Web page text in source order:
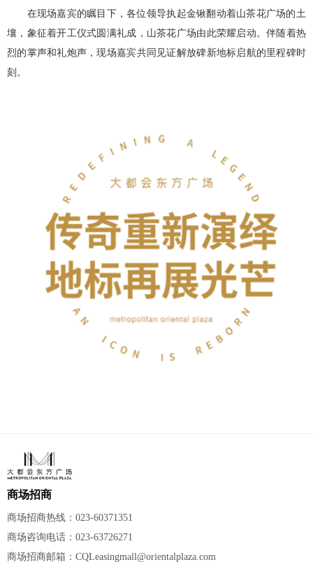
在现场嘉宾的瞩目下，各位领导执起金锹翻动着山茶花广场的土
壤，象征着开工仪式圆满礼成，山茶花广场由此荣耀启动。伴随着热
烈的掌声和礼炮声，现场嘉宾共同见证解放碑新地标启航的里程碑时
刻。
商场招商
商场招商热线：023-60371351
商场咨询电话：023-63726271
商场招商邮箱：CQLeasingmall@orientalplaza.com